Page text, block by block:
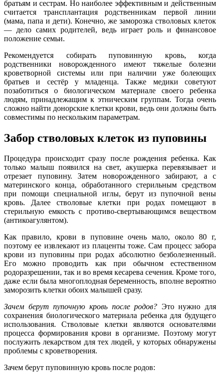
братьям и сестрам. Но наиболее эффективным и действенным
считается трансплантация родственникам первой линии
(мама, папа и дети). Конечно, же заморозка стволовых клеток
— дело самих родителей, ведь играет роль и финансовое
положение семьи.
Рекомендуется собирать пуповинную кровь, когда
родственники новорожденного имеют тяжелые болезни
кроветворной системы или при наличии уже болеющих
братьев и сестёр у младенца. Также медики советуют
позаботиться о биологическом материале своего ребенка
людям, принадлежащим к этническим группам. Тогда очень
сложно найти донорские клетки крови, ведь они должны быть
совместимы по нескольким параметрам.
Забор стволовых клеток из пуповины
Процедура происходит сразу после рождения ребенка. Как
только малыш появился на свет, акушерка перевязывает и
отрезает пуповину. Затем новорожденного забирают, а с
материнского конца, обработанного стерильным средством
при помощи специальной иглы, берут из пупочной вены
кровь. Далее стволовые клетки при родах помещают в
стерильную емкость с противо-свертывающимся веществом
(антикоагулянтом).
Как правило, крови в пуповине очень мало, около 80 г,
поэтому ее извлекают из плаценты тоже. Сам процесс забора
крови из пуповины при родах абсолютно безболезненный.
Его можно проводить как при обычном естественном
родоразрешении, так и во время кесарева сечения. Кроме того,
даже если была многоплодная беременность, вполне вероятно
заморозить клетки обоих малышей сразу.
Зачем берут пупочную кровь после родов? Это нужно для
сохранения биологического материала ребенка для будущего
использования. Стволовые клетки являются основателями
процесса формирования крови в организме. Поэтому могут
послужить лекарством для тех людей, у которых обнаружены
проблемы с кроветворения.
Зачем берут пуповинную кровь после родов: